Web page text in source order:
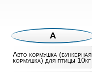
А
Авто кормушка (бункерная
кормушка) для птицы 10кг